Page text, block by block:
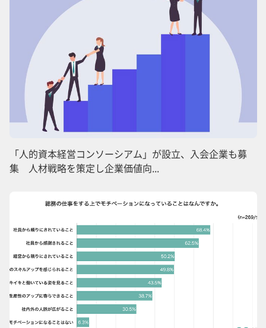
「人的資本経営コンソーシアム」が設立、入会企業も募
集 人材戦略を策定し企業価値向...